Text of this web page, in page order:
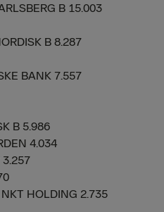
B 15.003
B 8.287
BANK 7.557
B 5.986
4.034
3.257
HOLDING 2.735